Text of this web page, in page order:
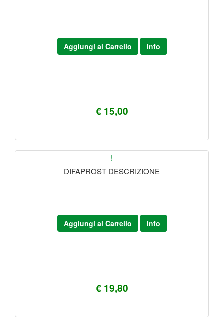
€ 15,00
Aggiungi al Carrello Info
!
DIFAPROST DESCRIZIONE
€ 19,80
Aggiungi al Carrello Info